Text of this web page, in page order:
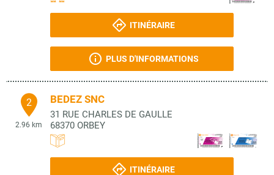
ITINÉRAIRE
PLUS D'INFORMATIONS
2
2.96 km
BEDEZ SNC
31 RUE CHARLES DE GAULLE
68370 ORBEY
ITINÉRAIRE